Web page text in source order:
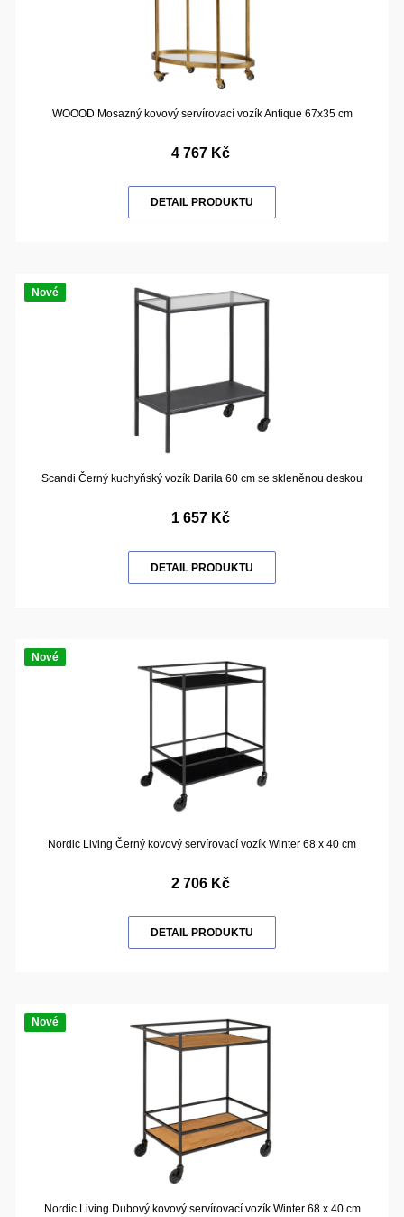
WOOOD Mosazný kovový servírovací vozík Antique 67x35 cm
4 767 Kč
DETAIL PRODUKTU
Nové
Scandi Černý kuchyňský vozík Darila 60 cm se skleněnou deskou
1 657 Kč
DETAIL PRODUKTU
Nové
Nordic Living Černý kovový servírovací vozík Winter 68 x 40 cm
2 706 Kč
DETAIL PRODUKTU
Nové
Nordic Living Dubový kovový servírovací vozík Winter 68 x 40 cm